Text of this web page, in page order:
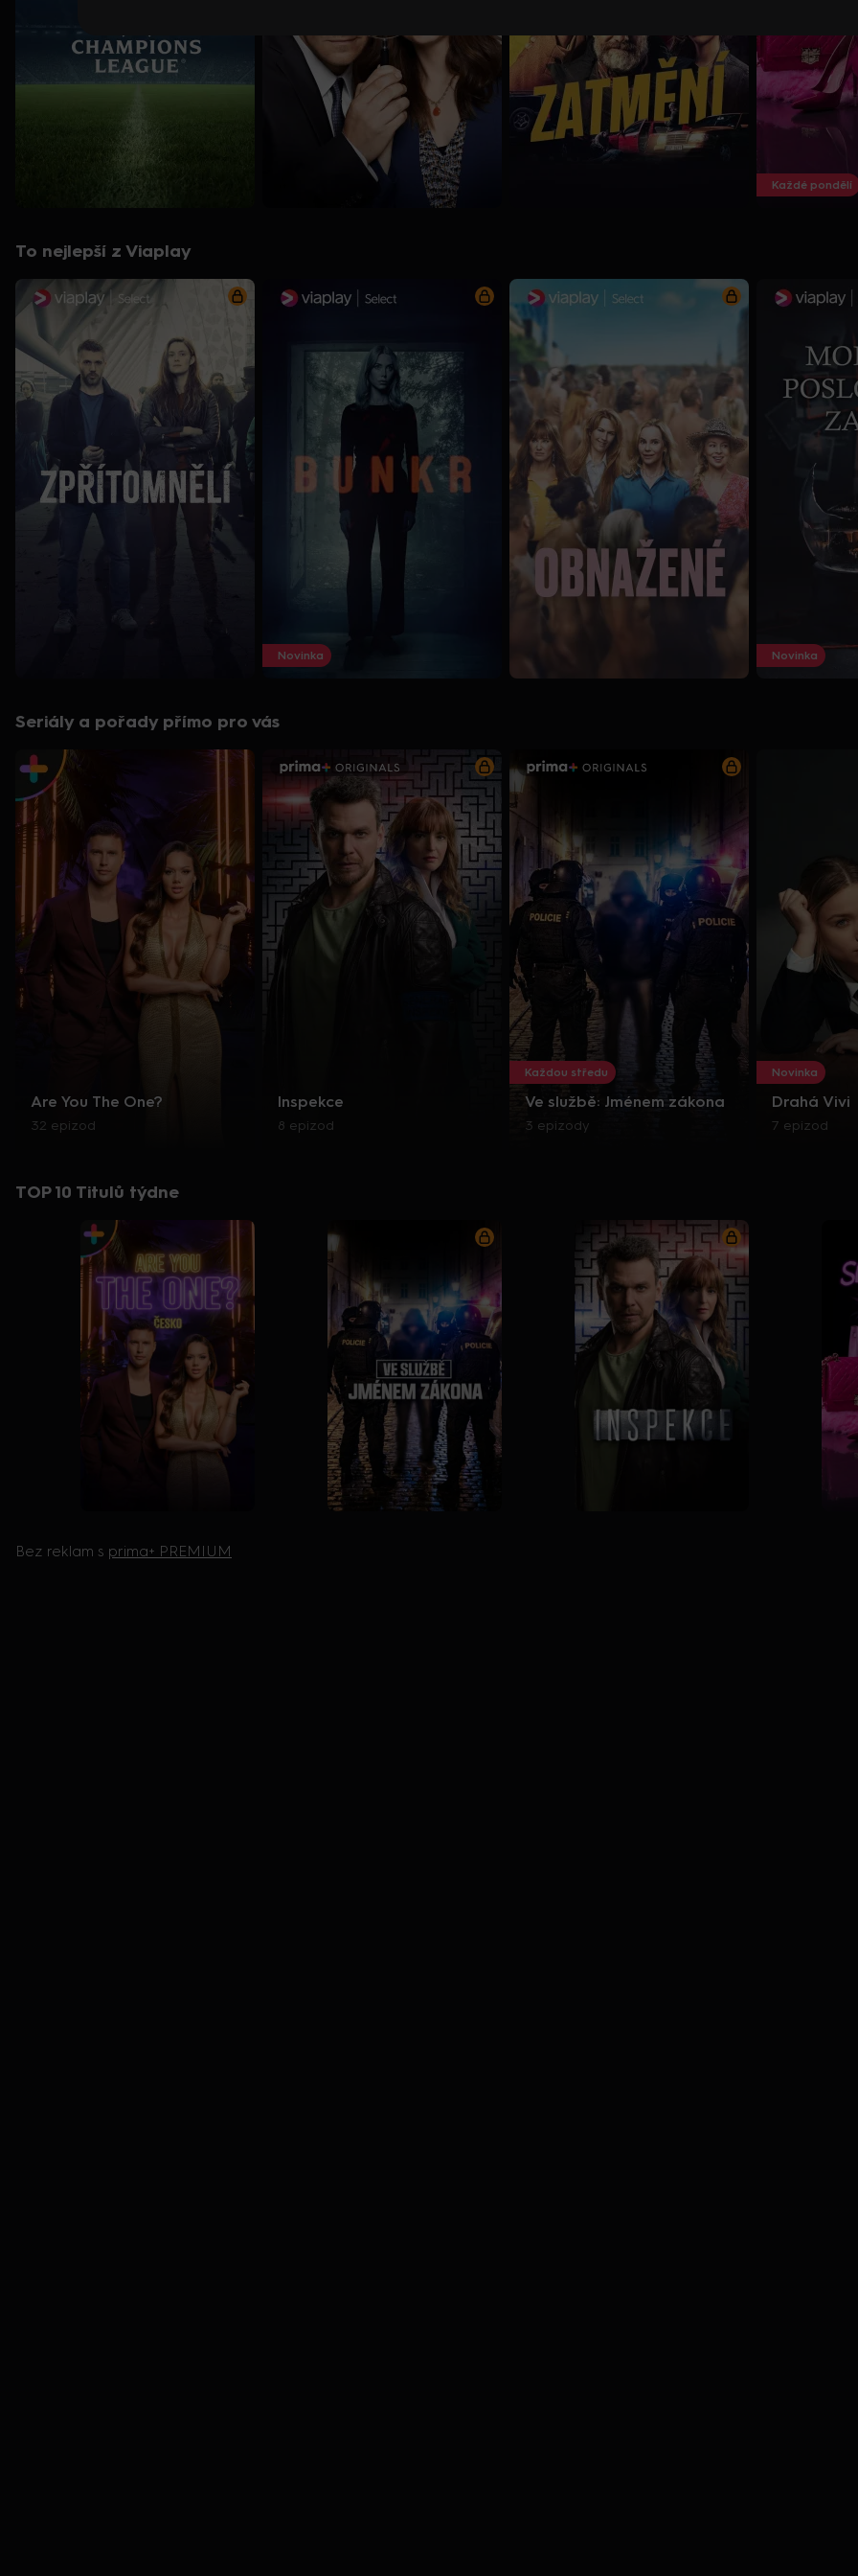
Každé pondělí
To nejlepší z Viaplay
Novinka Novinka
Seriály a pořady přímo pro vás
Are You The One?
32 epizod
Inspekce
8 epizod
Každou středu
Ve službě: Jménem zákona
3 epizody
Novinka
Drahá Vivi
7 epizod
TOP 10 Titulů týdne
Bez reklam s prima+ PREMIUM